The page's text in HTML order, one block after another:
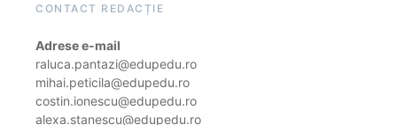
CONTACT REDACȚIE
Adrese e-mail
raluca.pantazi@edupedu.ro
mihai.peticila@edupedu.ro
costin.ionescu@edupedu.ro
alexa.stanescu@edupedu.ro